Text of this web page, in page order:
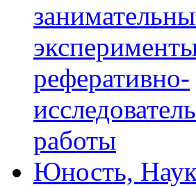
реферативно-
работы
Юность,